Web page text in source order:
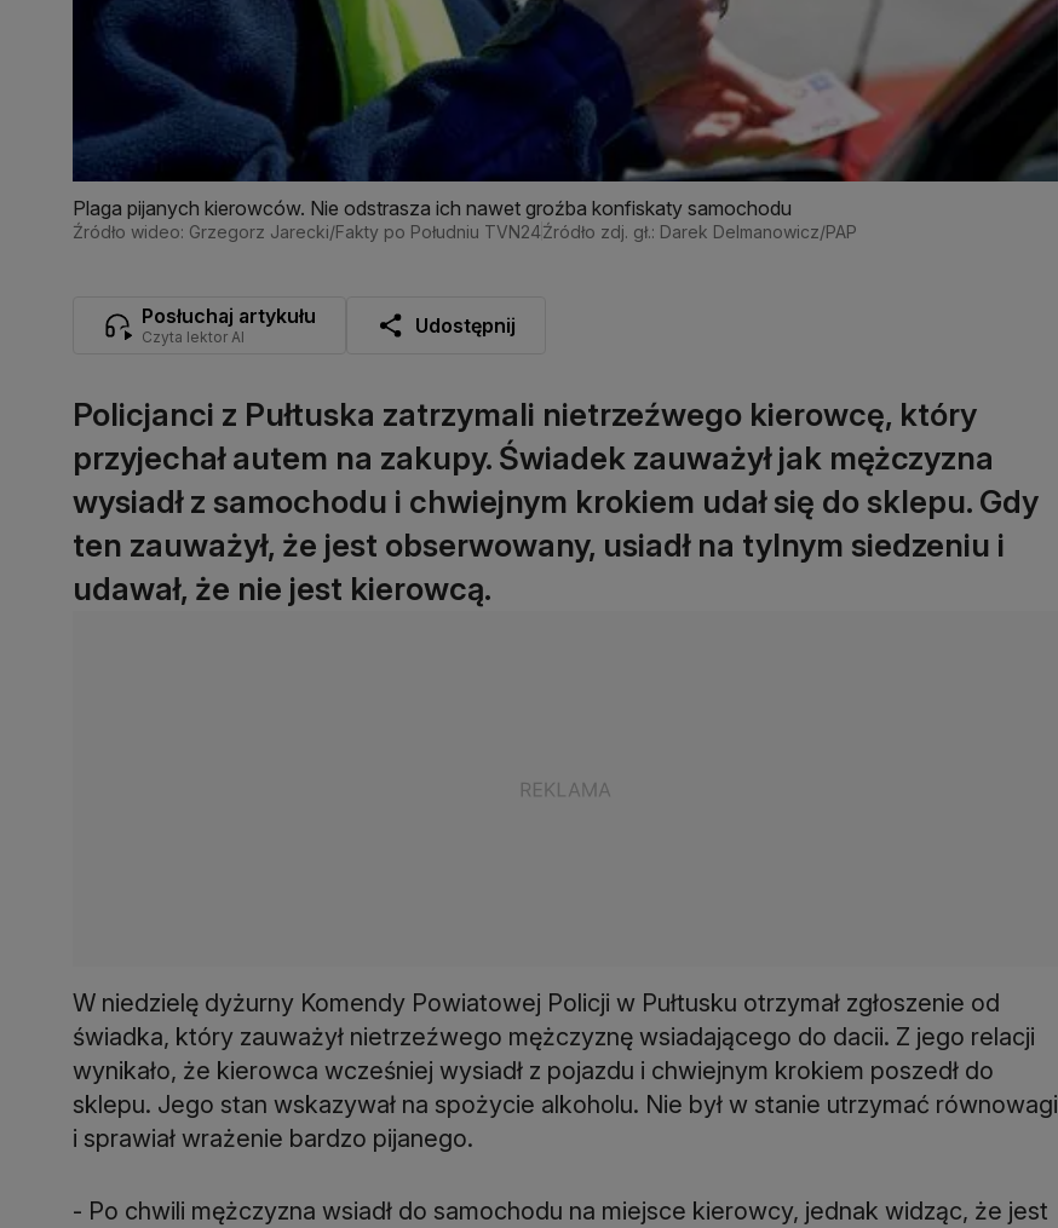
Plaga pijanych kierowców. Nie odstrasza ich nawet groźba konfiskaty samochodu
Źródło wideo: Grzegorz Jarecki/Fakty po Południu TVN24Źródło zdj. gł.: Darek Delmanowicz/PAP
Posłuchaj artykułu
Czyta lektor AI Udostępnij
Policjanci z Pułtuska zatrzymali nietrzeźwego kierowcę, który
przyjechał autem na zakupy. Świadek zauważył jak mężczyzna
wysiadł z samochodu i chwiejnym krokiem udał się do sklepu. Gdy
ten zauważył, że jest obserwowany, usiadł na tylnym siedzeniu i
udawał, że nie jest kierowcą.
W niedzielę dyżurny Komendy Powiatowej Policji w Pułtusku otrzymał zgłoszenie od
świadka, który zauważył nietrzeźwego mężczyznę wsiadającego do dacii. Z jego relacji
wynikało, że kierowca wcześniej wysiadł z pojazdu i chwiejnym krokiem poszedł do
sklepu. Jego stan wskazywał na spożycie alkoholu. Nie był w stanie utrzymać równowagi
i sprawiał wrażenie bardzo pijanego.
- Po chwili mężczyzna wsiadł do samochodu na miejsce kierowcy, jednak widząc, że jest